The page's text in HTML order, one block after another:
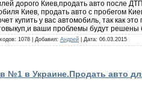
дорого Киев,продать авто после
Киев, продать авто с пробегом
купить у вас автомобиль, так как
ваши проблемы будут решены
1078 | Добавил: Андрей | Дата: 06.03.2015
№1 в Украине.Продать авто